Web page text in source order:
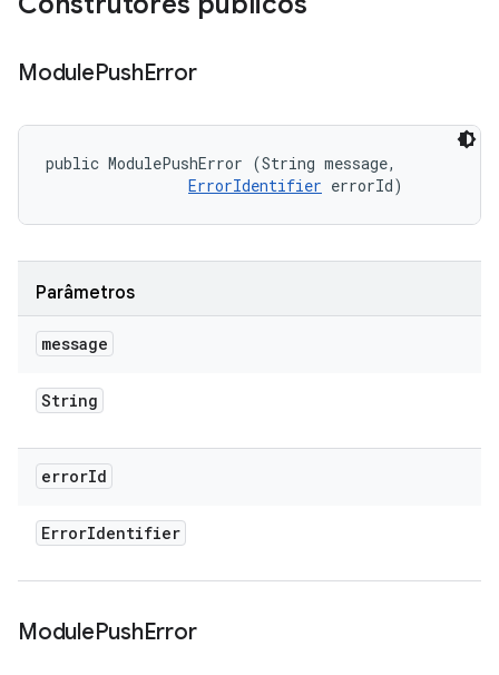
ModulePushError
public ModulePushError (String message,
ErrorIdentifier errorId)
Parâmetros
message
String
errorId
ErrorIdentifier
ModulePushError